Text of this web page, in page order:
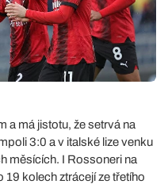
a má jistotu, že setrvá na
3:0 a v italské lize venku
měsících. I Rossoneri na
kolech ztrácejí ze třetího